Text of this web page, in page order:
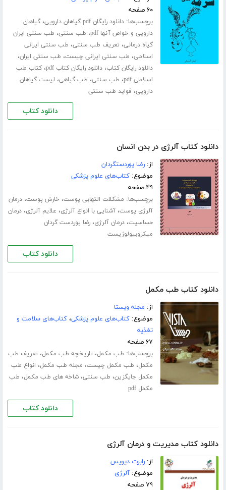
۶۰ صفحه
برچسب‌ها:دانلود رایگان pdf گیاهان دارویی ،گیاهان
دارویی و خواص آنها pdf
، طب سنتی، طب سنتی ایران
گیاه درمانی، تعریف طب سنتی، طب سنتی ایرانی
اسلامی، طب سنتی ایرانی چیست، طب سنتی ایران،
دانلود رایگان کتاب،دانلود رایگان کتاب pdf ،کتاب طب
اسلامی pdf
، طب سنتی، طب گیاهی، لیست گیاهان
دارویی، فواید طب سنتی
دانلود کتاب
دانلود کتاب آلرژی در بدن انسان
از:رضا پوردستگردان
موضوع:کتاب‌های علوم پزشکی
۴۹ صفحه
برچسب‌ها: مشکلات التهابی پوست، خارش پوست،درمان
آلرژی پوست،آشنایی با انواع آلرژی، علایم آلرژی،درمان
حساسیت،درمان آلرژی،رضا پوردست گردان
میکروبیولوژیست
دانلود کتاب
دانلود کتاب طب مکمل
از: مجله ویستا
موضوع:کتاب‌های علوم پزشکی،کتاب‌های سلامت و
تغذیه
۶۷ صفحه
برچسب‌ها: طب مکمل، تاریخچه طب مکمل، تعریف طب
مکمل، طب مکمل چیست، مجله طب مکمل، انواع طب
مکمل جایگزین، طب سنتی،شاخه های طب مکمل، طب
مکمل pdf
دانلود کتاب
دانلود کتاب مدیریت و درمان آلرژی
از:رابرت دیویس
موضوع:آلرژی
۷۹ صفحه